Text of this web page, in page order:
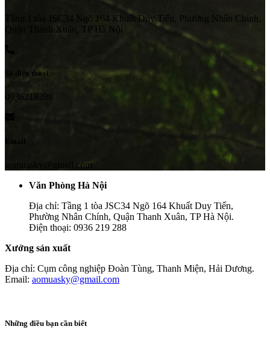
Tầng 1 tòa JSC34 Ngõ 164 Khuất Duy Tiến, Phường Nhân Chính,
Quận Thanh Xuân, TP Hà Nội
Số điện thoại
0936219288
Email
aomuasky@gmail.com
Văn Phòng Hà Nội
Địa chỉ: Tầng 1 tòa JSC34 Ngõ 164 Khuất Duy Tiến,
Phường Nhân Chính, Quận Thanh Xuân, TP Hà Nội.
Điện thoại: 0936 219 288
Xưởng sản xuất
Địa chỉ: Cụm công nghiệp Đoàn Tùng, Thanh Miện, Hải Dương.
Email: aomuasky@gmail.com
Những điều bạn cần biết